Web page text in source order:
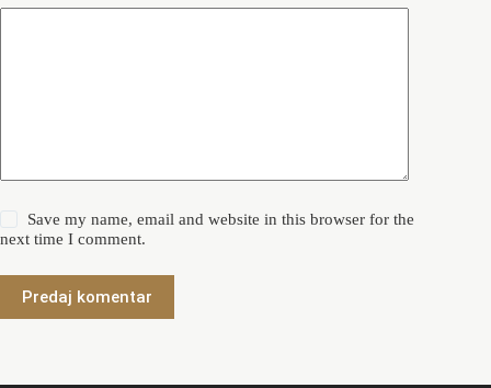
Save my name, email and website in this browser for the
next time I comment.
Predaj komentar